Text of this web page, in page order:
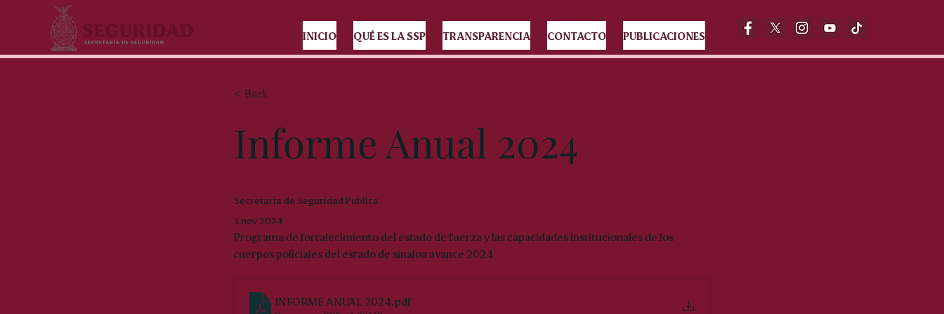
INICIO QUÉ ES LA SSP TRANSPARENCIA CONTACTO PUBLICACIONES
< Back
Informe Anual 2024
Secretaria de Seguridad Publica
5 nov 2024
Programa de fortalecimiento del estado de fuerza y las capacidades institucionales de los
cuerpos policiales del estado de sinaloa avance 2024
INFORME ANUAL 2024 .pdf